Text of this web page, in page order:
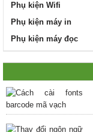
Phụ kiện Wifi
Phụ kiện máy in
Phụ kiện máy đọc